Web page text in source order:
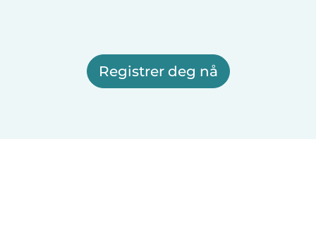
Registrer deg nå